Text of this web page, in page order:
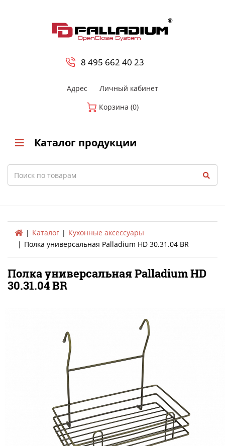
8 495 662 40 23
Адрес
Личный кабинет
Корзина (0)
Каталог продукции
Search
Каталог
Кухонные аксессуары
Полка универсальная Palladium HD 30.31.04 BR
Полка универсальная Palladium HD
30.31.04 BR